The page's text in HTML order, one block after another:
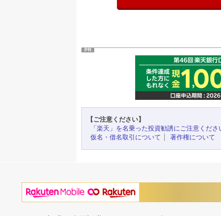
PR
【ご注意ください】
「楽天」を名乗った投資勧誘にご注意くださ
仮名・借名取引について
著作権について